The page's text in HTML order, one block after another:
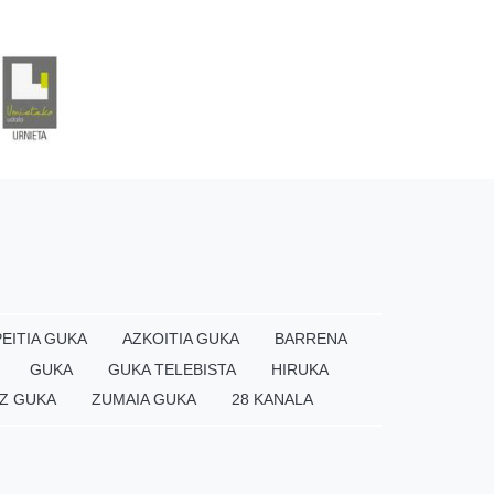
GUKA AZKOITIA GUKA
BARRENA
GUKA GUKA TELEBISTA
HIRUKA
GUKA ZUMAIA GUKA 28 KANALA